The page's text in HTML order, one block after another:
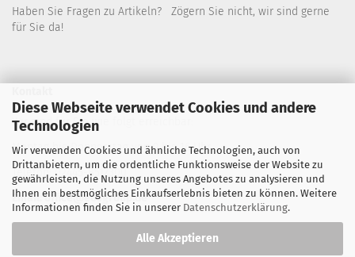
Diese Webseite verwendet Cookies und andere
Technologien
Wir verwenden Cookies und ähnliche Technologien, auch von
Drittanbietern, um die ordentliche Funktionsweise der Website zu
gewährleisten, die Nutzung unseres Angebotes zu analysieren und
Ihnen ein bestmögliches Einkaufserlebnis bieten zu können. Weitere
Informationen finden Sie in unserer Datenschutzerklärung.
Alle Akzeptieren
Haben Sie Fragen zu Artikeln? Zögern Sie nicht, wir sind gerne
für Sie da!
Wir sind für Sie wie folgt erreichbar:
Montag bis Donnerstag von 9 bis 16 Uhr
Telefon: 02445-8517300
Email: office@eosgroup.de